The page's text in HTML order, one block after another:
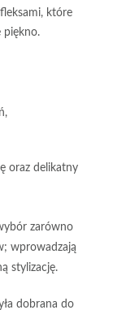
które
piękno.
oraz delikatny
zarówno
wprowadzają
stylizację.
dobrana do